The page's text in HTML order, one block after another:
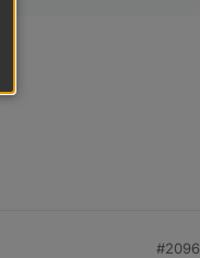
#2096